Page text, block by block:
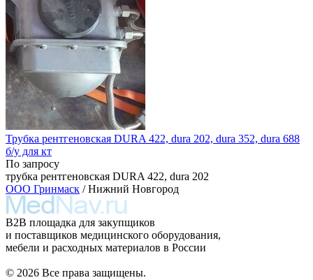
Трубка рентгеновская DURA 422, dura 202, dura 352, dura 688
б/у для кт
По запросу
трубка рентгеновская DURA 422, dura 202
ООО Гринмаск / Нижний Новгород
B2B площадка для закупщиков
и поставщиков медицинского оборудования,
мебели и расходных материалов в России
© 2026 Все права защищены.